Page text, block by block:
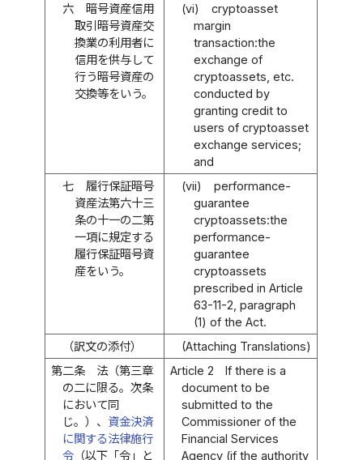
六
暗号資産信用
取引暗号資産交
換業の利用者に
信用を供与して
行う暗号資産の
交換等をいう。
(vi)
cryptoasset
margin
transaction:the
exchange of
cryptoassets, etc.
conducted by
granting credit to
users of cryptoasset
exchange services;
and
七
履行保証暗号
資産法第六十三
条の十一の二第
一項に規定する
履行保証暗号資
産をいう。
(vii)
performance-
guarantee
cryptoassets:the
performance-
guarantee
cryptoassets
prescribed in Article
63-11-2, paragraph
(1) of the Act.
（訳文の添付）
(Attaching Translations)
第二条
法（第三章
の二に限る。次条
において同
じ。）、 資金決済
に関する法律施行
令 （以下「令」と
Article 2
If there is a
document to be
submitted to the
Commissioner of the
Financial Services
Agency (if the authority